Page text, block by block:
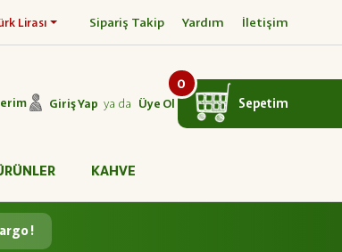
Lirası Sipariş Takip Yardım İletişim
Giriş Yap ya da Üye Ol
0
Sepetim
KAHVE
!